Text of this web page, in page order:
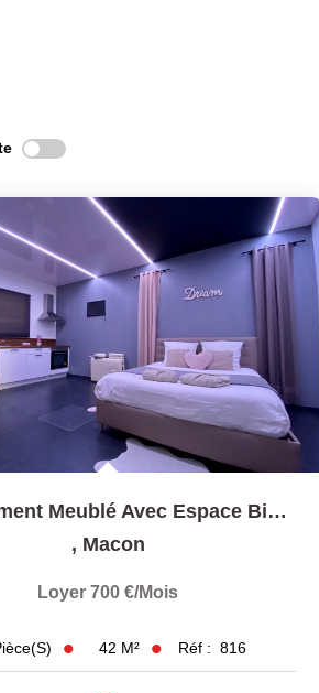
Appartement Meublé Avec Espace Bien-Être À MACON
, Macon
Loyer 700 €/mois
42 M² Réf : 816